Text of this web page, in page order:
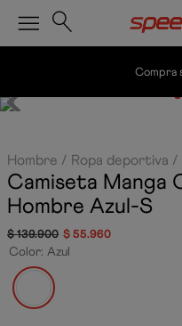
Compra
Hombre Ropa deportiva
Camiseta Manga
Hombre Azul-S
$139.900 $ 55.960
Color: Azul